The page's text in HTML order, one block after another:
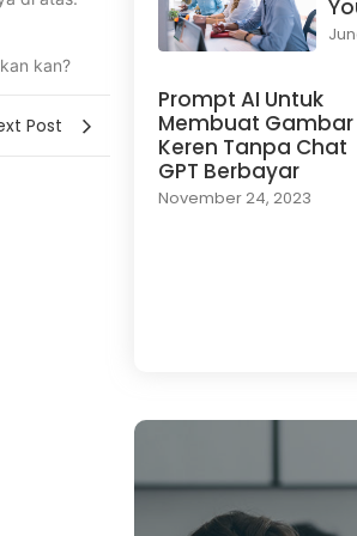
kan?
Post
Prompt AI Untuk
Membuat Gambar
Keren Tanpa Chat
GPT Berbayar
November 24, 2023